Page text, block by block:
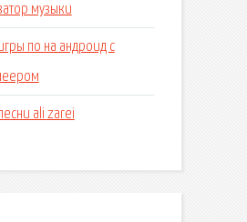
музыки
по на андроид с
ali zarei